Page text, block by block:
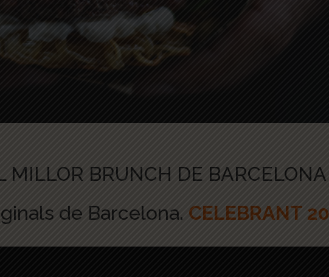
MILLOR BRUNCH DE BARCELONA
de Barcelona. CELEBRANT